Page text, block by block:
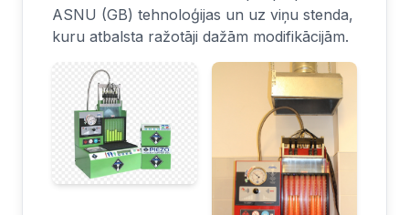
ASNU (GB) tehnoloģijas un uz viņu stenda,
kuru atbalsta ražotāji dažām modifikācijām.